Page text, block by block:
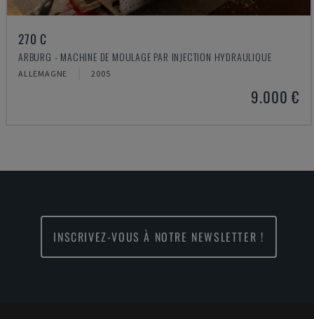
270 C
ARBURG - MACHINE DE MOULAGE PAR INJECTION HYDRAULIQUE
ALLEMAGNE 2005
9.000 €
INSCRIVEZ-VOUS À NOTRE NEWSLETTER !